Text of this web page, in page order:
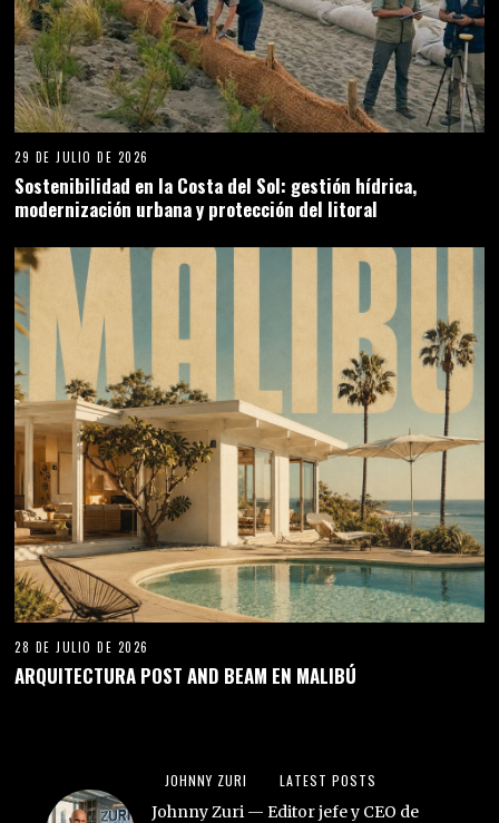
29 DE JULIO DE 2026
Sostenibilidad en la Costa del Sol: gestión hídrica,
modernización urbana y protección del litoral
28 DE JULIO DE 2026
ARQUITECTURA POST AND BEAM EN MALIBÚ
JOHNNY ZURI LATEST POSTS
Johnny Zuri — Editor jefe y CEO de